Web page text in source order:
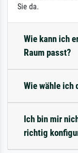
Sie da.
Wie kann ich
Raum passt?
Wie wähle ich
Ich bin mir
richtig